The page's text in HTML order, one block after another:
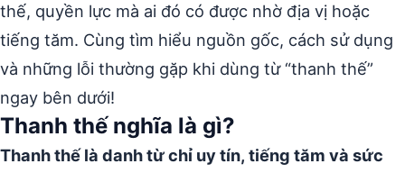
thế, quyền lực mà ai đó có được nhờ địa vị hoặc
tiếng tăm. Cùng tìm hiểu nguồn gốc, cách sử dụng
và những lỗi thường gặp khi dùng từ “thanh thế”
ngay bên dưới!
Thanh thế nghĩa là gì?
Thanh thế là danh từ chỉ uy tín, tiếng tăm và sức